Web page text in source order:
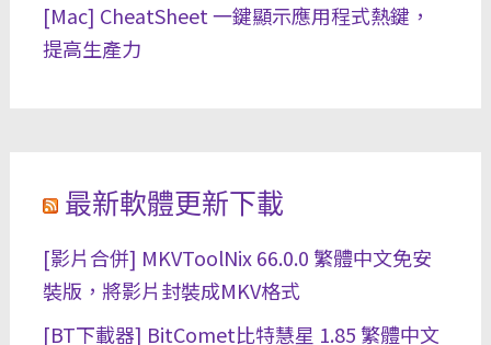
[Mac] CheatSheet 一鍵顯示應用程式熱鍵，
提高生產力
最新軟體更新下載
[影片合併] MKVToolNix 66.0.0 繁體中文免安
裝版，將影片封裝成MKV格式
[BT下載器] BitComet比特慧星 1.85 繁體中文